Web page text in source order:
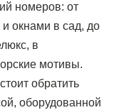
номеров: от
окнами в сад, до
в
мотивы.
обратить
оборудованной